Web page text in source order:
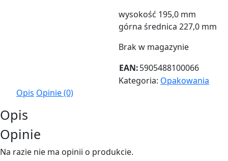
wysokość 195,0 mm
górna średnica 227,0 mm
Brak w magazynie
EAN:5905488100066
Kategoria: Opakowania
Opis Opinie (0)
Opis
Opinie
Na razie nie ma opinii o produkcie.